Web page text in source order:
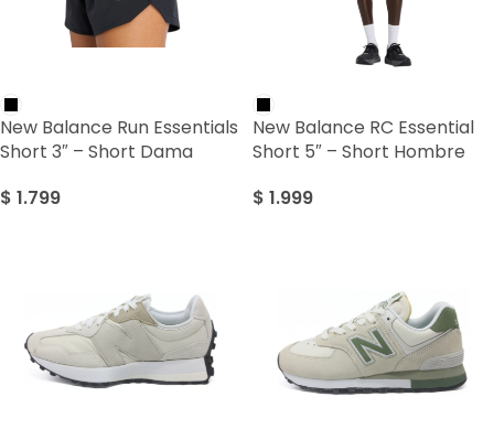
New Balance Run Essentials
Short 3″ – Short Dama
$ 1.799
New Balance RC Essential
Short 5″ – Short Hombre
$ 1.999